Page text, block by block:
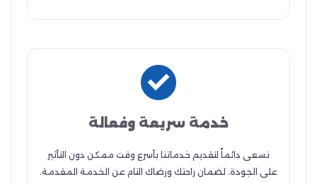
خدمة سريعة وفعالة
نسعى دائماً لتقديم خدماتنا بأسرع وقت ممكن دون التأثير
على الجودة. لضمان راحتك ورضاك التام عن الخدمة المقدمة.